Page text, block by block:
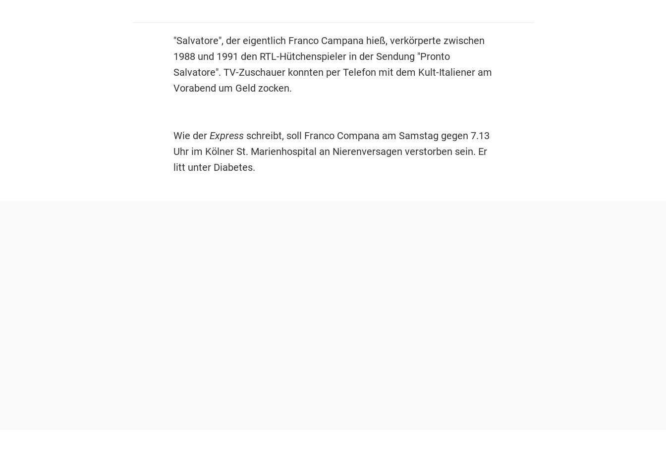
"Salvatore", der eigentlich Franco Campana hieß, verkörperte zwischen
1988 und 1991 den RTL-Hütchenspieler in der Sendung "Pronto
Salvatore". TV-Zuschauer konnten per Telefon mit dem Kult-Italiener am
Vorabend um Geld zocken.
Wie der Expressschreibt, soll Franco Compana am Samstag gegen 7.13
Uhr im Kölner St. Marienhospital an Nierenversagen verstorben sein. Er
litt unter Diabetes.